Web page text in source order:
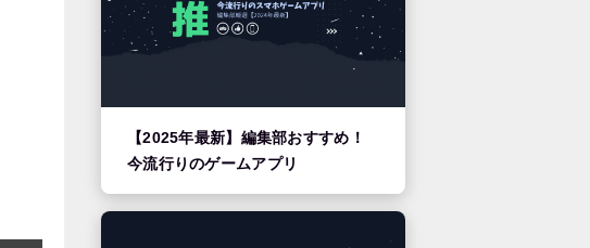
【2025年最新】編集部おすすめ！
今流行りのゲームアプリ